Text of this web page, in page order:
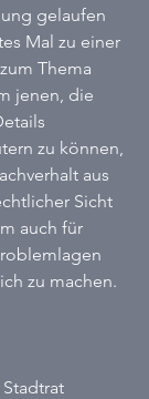
gelaufen
Mal zu einer
Thema
jenen, die
zu können,
aus
Sicht
auch für
zu machen.